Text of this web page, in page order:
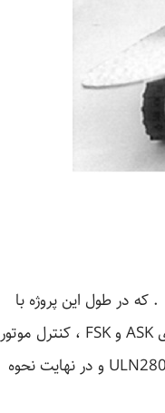
در طول این پروژه با
مواردی مانند ارتبات سریال میکرو ها ، کار با فرستنده و گیرنده های ASK و FSK ، کنترل موتور
DC ، موتور های گیربکس دار ، آشنایی با درایور L298 ، آی سی ULN2803 و در نهایت نحوه